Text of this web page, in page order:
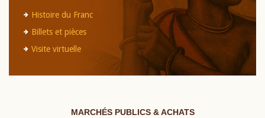
Histoire du Franc
Billets et pièces
Visite virtuelle
MARCHÉS PUBLICS & ACHATS